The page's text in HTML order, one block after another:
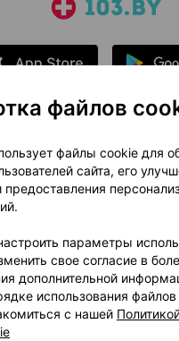
О проекте
Новости
рекламы
Публичный договор
оплаты
Вакансии
Написать руководителю
Написать в поддержку
Персональные настройки
файлов
файлы cookie для
сайта, его
предоставления
параметры
свое согласие в
дополнительной
использования
с нашей